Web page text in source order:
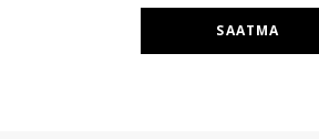
SAATMA